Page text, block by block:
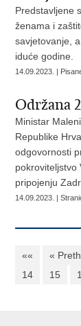
Predstavljene
ženama i
savjetovanje,
iduće godine.
14.09.2023. |
Održana
Ministar
Republike
odgovornosti
pokroviteljstvo
pripojenju
14.09.2023. |
«« «
14
15